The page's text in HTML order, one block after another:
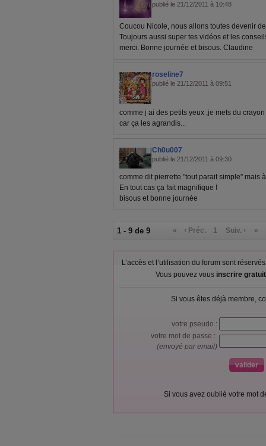
publié le 21/12/2011 à 10:48
Coucou Nicole, nous allons toutes devenir
Toujours aussi super tes vidéos et les
merci. Bonne journée et bisous. Claudine
roseline7
publié le 21/12/2011 à 09:51
comme j ai des petits yeux ,je mets du
car ça les agrandis...
Ch0u007
publié le 21/12/2011 à 09:30
comme dit pierrette "tout parait simple" mais
En tout cas ça fait magnifique !
bisous et bonne journée
1 - 9 de 9 « ‹ Préc. 1 Suiv. › »
L’accès et l’utilisation du forum sont
Vous pouvez vous inscrire
Si vous êtes déjà membre,
votre pseudo :
votre mot de passe :
(envoyé par email)
Si vous avez oublié votre mot